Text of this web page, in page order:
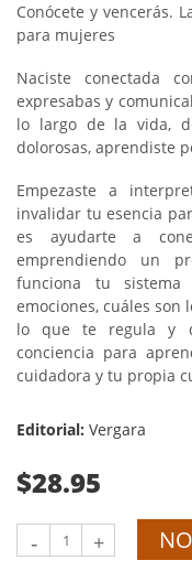
Conócete y vencerás.
para mujeres
Naciste conectada
expresabas y
lo largo de la vida,
dolorosas, aprendiste
Empezaste a
invalidar tu esencia
es ayudarte a
emprendiendo un
funciona tu sistema
emociones, cuáles son
lo que te regula y
conciencia para
cuidadora y tu propia
Editorial: Vergara
$28.95
- +